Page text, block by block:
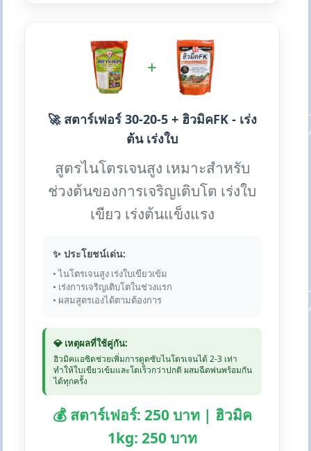
+
🚀 สตาร์เฟอร์ 30-20-5 + ฮิวมิคFK - เร่ง
ต้น เร่งใบ
สูตรไนโตรเจนสูง เหมาะสำหรับ
ช่วงต้นของการเจริญเติบโต เร่งใบ
เขียว เร่งต้นแข็งแรง
✨ ประโยชน์เด่น:
• ไนโตรเจนสูง เร่งใบเขียวเข้ม
• เร่งการเจริญเติบโตในช่วงแรก
• ผสมสูตรเองได้ตามต้องการ
💎 เหตุผลที่ใช้คู่กัน:
ฮิวมิคแอซิดช่วยเพิ่มการดูดซับไนโตรเจนได้ 2-3 เท่า
ทำให้ใบเขียวเข้มและโตเร็วกว่าปกติ ผสมฉีดพ่นพร้อมกัน
ได้ทุกครั้ง
💰 สตาร์เฟอร์: 250 บาท | ฮิวมิค
1kg: 250 บาท